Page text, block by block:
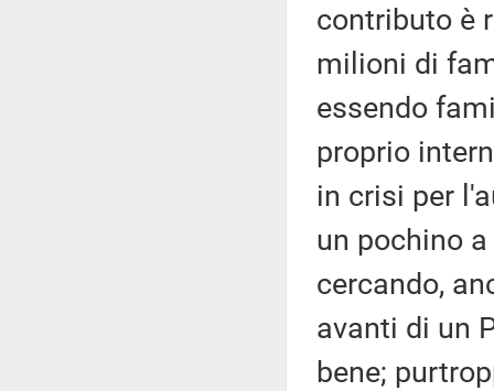
contributo è
milioni di
essendo
proprio
in crisi per
un pochino
cercando,
avanti di un
bene;